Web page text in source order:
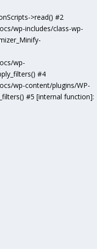
>read() #2
wp-includes/class-wp-
wp-
#4
wp-content/plugins/WP-
#5 [internal function]: